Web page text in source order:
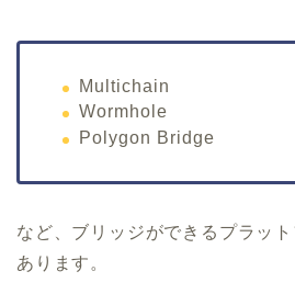
Multichain
Wormhole
Polygon Bridge
など、ブリッジができるプラッ
あります。